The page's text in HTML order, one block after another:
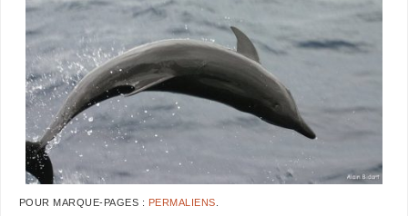
POUR MARQUE-PAGES : PERMALIENS